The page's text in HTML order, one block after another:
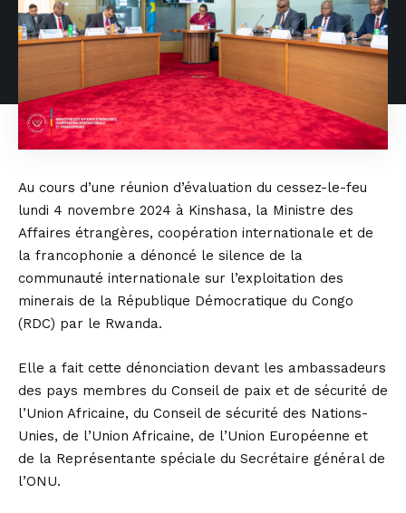
Au cours d’une réunion d’évaluation du cessez-le-feu
lundi 4 novembre 2024 à Kinshasa, la Ministre des
Affaires étrangères, coopération internationale et de
la francophonie a dénoncé le silence de la
communauté internationale sur l’exploitation des
minerais de la République Démocratique du Congo
(RDC) par le Rwanda.
Elle a fait cette dénonciation devant les ambassadeurs
des pays membres du Conseil de paix et de sécurité de
l’Union Africaine, du Conseil de sécurité des Nations-
Unies, de l’Union Africaine, de l’Union Européenne et
de la Représentante spéciale du Secrétaire général de
l’ONU.